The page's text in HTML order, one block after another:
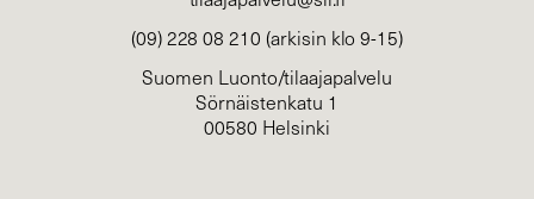
(09) 228 08 210 (arkisin klo 9-15)
Suomen Luonto/tilaajapalvelu
Sörnäistenkatu 1
00580 Helsinki